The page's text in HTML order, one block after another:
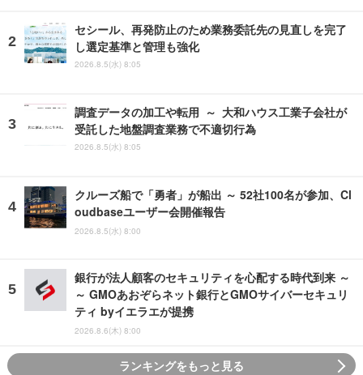
セシール、再発防止のため業務委託先の見直しを完了
し選定基準と管理も強化
2026.8.5(水) 8:05
調査データの加工や転用 ～ 大和ハウス工業子会社が
受託した地盤調査業務で不適切行為
2026.8.5(水) 8:05
クルーズ船で「勇者」が船出 ～ 52社100名が参加、Cl
oudbaseユーザー会開催報告
2026.8.5(水) 8:00
銀行が法人顧客のセキュリティを心配する時代到来 ～
～ GMOあおぞらネット銀行とGMOサイバーセキュリ
ティ byイエラエが提携
2026.8.6(木) 8:00
ランキングをもっと見る